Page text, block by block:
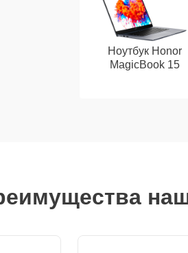
Ноутбук Honor
MagicBook 15